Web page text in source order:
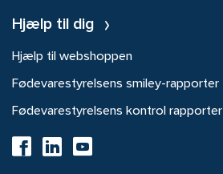
Hjælp til dig
Hjælp til webshoppen
Fødevarestyrelsens smiley-rapporter
Fødevarestyrelsens kontrol rapporter